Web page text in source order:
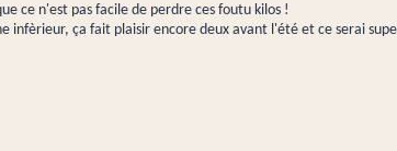
ce n'est pas facile de perdre ces foutu kilos !
infèrieur, ça fait plaisir encore deux avant l'été et ce serai